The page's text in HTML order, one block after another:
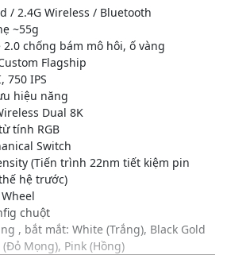
/ 2.4G Wireless / Bluetooth
~55g
chống bám mô hôi, ố vàng
Flagship
750 IPS
hiệu năng
Dual 8K
tính RGB
Switch
(Tiến trình 22nm tiết kiệm pin
hệ trước)
chuột
, bắt mắt: White (Trắng), Black Gold
Mọng), Pink (Hồng)